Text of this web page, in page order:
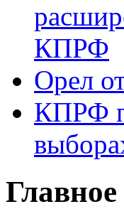
КПРФ
Орел
КПРФ